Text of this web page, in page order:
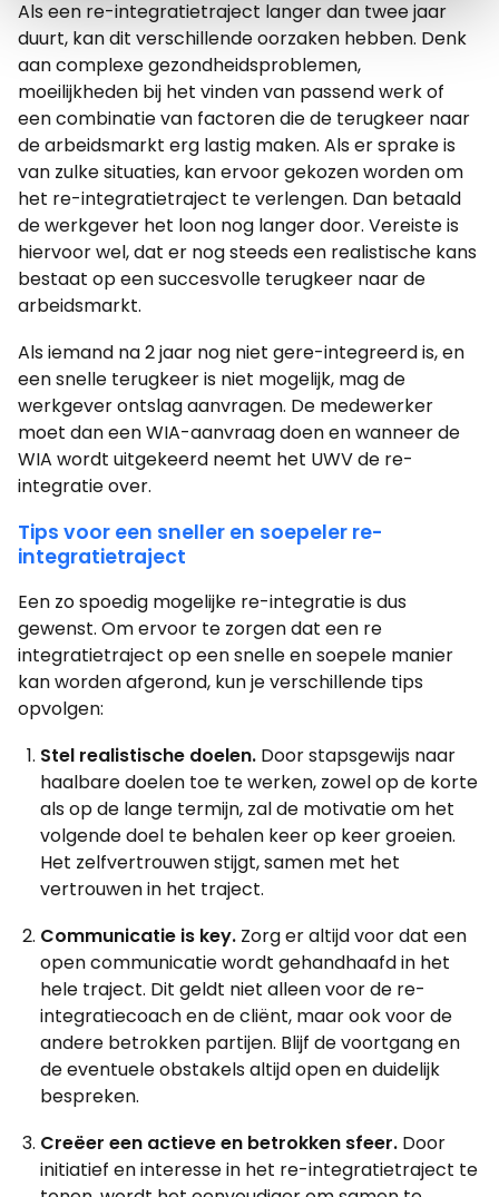
Als een re-integratietraject langer dan twee jaar
duurt, kan dit verschillende oorzaken hebben. Denk
aan complexe gezondheidsproblemen,
moeilijkheden bij het vinden van passend werk of
een combinatie van factoren die de terugkeer naar
de arbeidsmarkt erg lastig maken. Als er sprake is
van zulke situaties, kan ervoor gekozen worden om
het re-integratietraject te verlengen. Dan betaald
de werkgever het loon nog langer door. Vereiste is
hiervoor wel, dat er nog steeds een realistische kans
bestaat op een succesvolle terugkeer naar de
arbeidsmarkt.
Als iemand na 2 jaar nog niet gere-integreerd is, en
een snelle terugkeer is niet mogelijk, mag de
werkgever ontslag aanvragen. De medewerker
moet dan een WIA-aanvraag doen en wanneer de
WIA wordt uitgekeerd neemt het UWV de re-
integratie over.
Tips voor een sneller en soepeler re-
integratietraject
Een zo spoedig mogelijke re-integratie is dus
gewenst. Om ervoor te zorgen dat een re
integratietraject op een snelle en soepele manier
kan worden afgerond, kun je verschillende tips
opvolgen:
Stel realistische doelen. Door stapsgewijs naar
haalbare doelen toe te werken, zowel op de korte
als op de lange termijn, zal de motivatie om het
volgende doel te behalen keer op keer groeien.
Het zelfvertrouwen stijgt, samen met het
vertrouwen in het traject.
Communicatie is key. Zorg er altijd voor dat een
open communicatie wordt gehandhaafd in het
hele traject. Dit geldt niet alleen voor de re-
integratiecoach en de cliënt, maar ook voor de
andere betrokken partijen. Blijf de voortgang en
de eventuele obstakels altijd open en duidelijk
bespreken.
Creëer een actieve en betrokken sfeer. Door
initiatief en interesse in het re-integratietraject te